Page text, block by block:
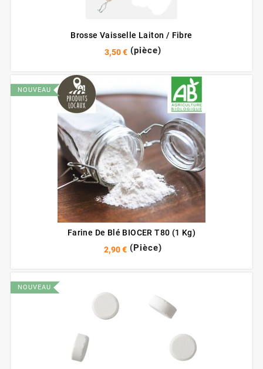
Brosse Vaisselle Laiton / Fibre
3,50 € (pièce)
NOUVEAU
Farine De Blé BIOCER T80 (1 Kg)
2,90 € (Pièce)
NOUVEAU